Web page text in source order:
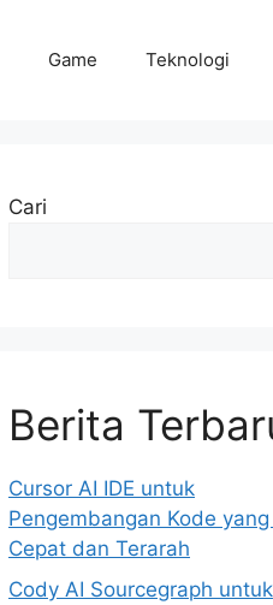
Game Teknologi
Cari
Berita
Cursor AI IDE untuk
Pengembangan Kode
Cepat dan Terarah
Cody AI Sourcegraph untuk